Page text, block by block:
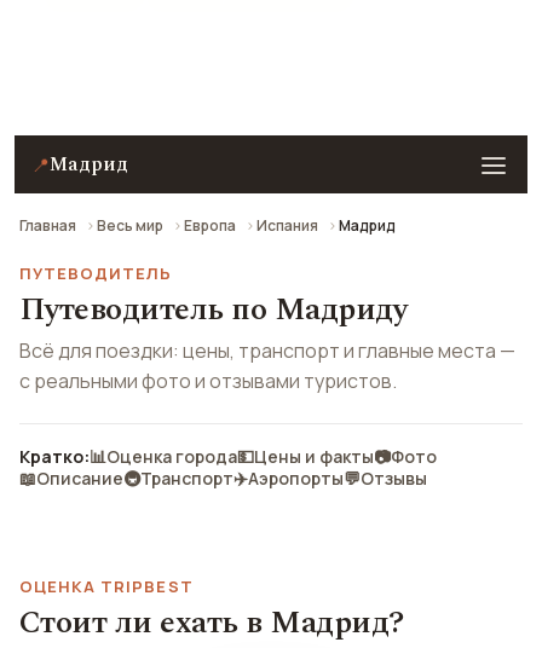
📍Мадрид
Главная Весь мир Европа Испания Мадрид
ПУТЕВОДИТЕЛЬ
Путеводитель по Мадриду
Всё для поездки: цены, транспорт и главные места —
с реальными фото и отзывами туристов.
Кратко:📊Оценка города💵Цены и факты📷Фото
📖Описание🚇Транспорт✈️Аэропорты💬Отзывы
ОЦЕНКА TRIPBEST
Стоит ли ехать в Мадрид?